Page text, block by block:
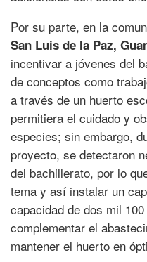
Por su parte, en la
San Luis de la Paz,
incentivar a jóvenes del
de conceptos como
a través de un huerto
permitiera el cuidado y
especies; sin embargo,
proyecto, se detectaron
del bachillerato, por lo
tema y así instalar un
capacidad de dos mil
complementar el
mantener el huerto en